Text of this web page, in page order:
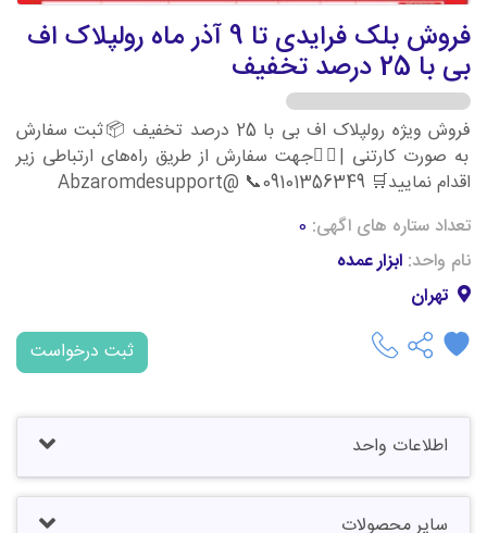
فروش بلک فرایدی تا 9 آذر ماه رولپلاک اف
بی با 25 درصد تخفیف
فروش ویژه رولپلاک اف بی با 25 درصد تخفیف 📦ثبت سفارش
به صورت کارتنی |👇🏻جهت سفارش از طریق راه‌های ارتباطی زیر
اقدام نمایید🛒 09101356349📞 @Abzaromdesupport
تعداد ستاره های اگهی: 0
نام واحد: ابزار عمده
تهران
ثبت درخواست
اطلاعات واحد
سایر محصولات